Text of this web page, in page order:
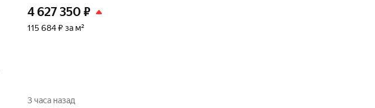
4 627 350 ₽
115 684 ₽ за м²
3 часа назад